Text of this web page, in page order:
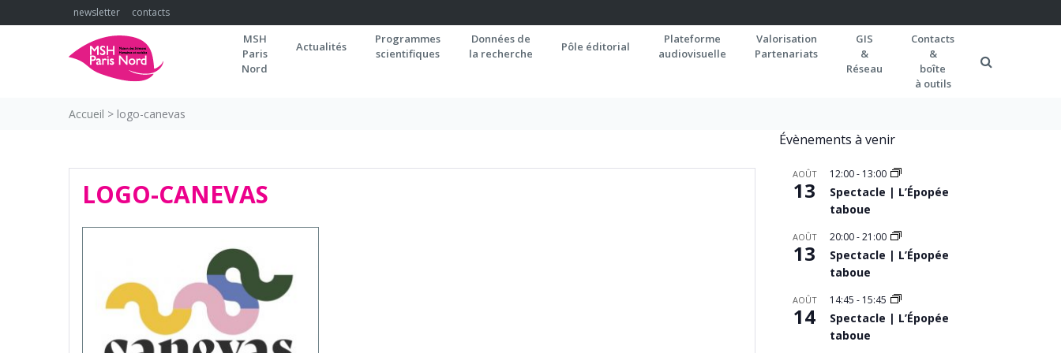
to
newsletter contacts
MSH
Paris
Nord
Actualités
Programmes
scientifiques
Données de
la recherche
Pôle éditorial
Plateforme
audiovisuelle
Valorisation
Partenariats
GIS
&
Réseau
Contacts
&
boîte
à outils
Accueil > logo-canevas
LOGO-CANEVAS
Évènements à venir
AOÛT
13
12:00- 13:00
Spectacle | L’Épopée
taboue
AOÛT
13
20:00-21:00
Spectacle | L’Épopée
taboue
AOÛT
14
14:45 - 15:45
Spectacle | L’Épopée
taboue